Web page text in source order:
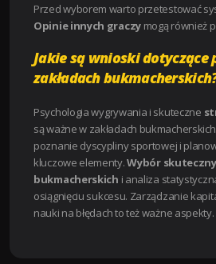
Przed wyborem warto przetestować
Opinie innych graczy mogą również
Jakie są wnioski dotyczące
zakładach
Psychologia wygrywania i skuteczne
są ważne w zakładach bukmacherskich.
poznanie dyscypliny sportowej i
kluczowe elementy.Wybór
bukmacherskich i analiza
osiągnięciu sukcesu. Zarządzanie
nauki na błędach to też ważne aspekty.